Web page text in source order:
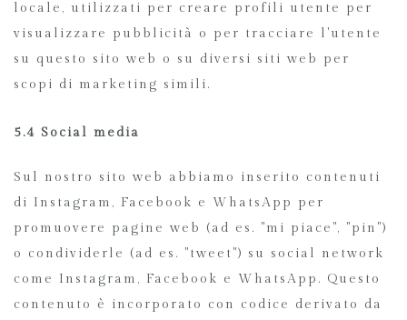
locale, utilizzati per creare profili utente per
visualizzare pubblicità o per tracciare l'utente
su questo sito web o su diversi siti web per
scopi di marketing simili.
5.4 Social media
Sul nostro sito web abbiamo inserito contenuti
di Instagram, Facebook e WhatsApp per
promuovere pagine web (ad es. "mi piace", "pin")
o condividerle (ad es. "tweet") su social network
come Instagram, Facebook e WhatsApp. Questo
contenuto è incorporato con codice derivato da